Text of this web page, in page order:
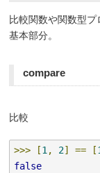
比較関数や関数型
基本部分。
compare
比較
>>> [1 , 2] == [
false